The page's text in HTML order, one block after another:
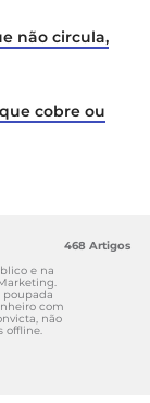
não circula,
cobre ou
e na
poupada
com
não
offline.
468 Artigos